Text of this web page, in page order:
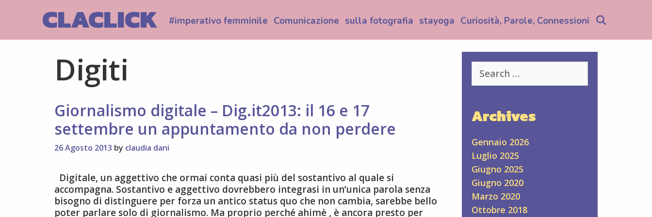
CLACLICK #imperativo femminile Comunicazione sulla fotografia stayoga Curiosità, Parole, Connessioni
Digiti
Giornalismo digitale – Dig.it2013: il 16 e 17
settembre un appuntamento da non perdere
26 Agosto 2013 by claudia dani
Digitale, un aggettivo che ormai conta quasi più del sostantivo al quale si
accompagna. Sostantivo e aggettivo dovrebbero integrasi in un’unica parola senza
bisogno di distinguere per forza un antico status quo che non cambia, sarebbe bello
poter parlare solo di giornalismo. Ma proprio perché ahimè , è ancora presto per
for:
Archives
Gennaio 2026
Luglio 2025
Giugno 2025
Giugno 2020
Marzo 2020
Ottobre 2018